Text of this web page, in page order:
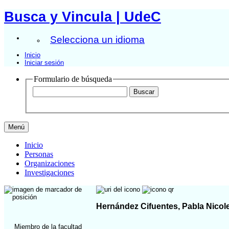
Busca y Vincula | UdeC
Selecciona un idioma
Inicio
Iniciar sesión
Formulario de búsqueda
Menú
Inicio
Personas
Organizaciones
Investigaciones
Hernández Cifuentes, Pabla
Miembro de la facultad